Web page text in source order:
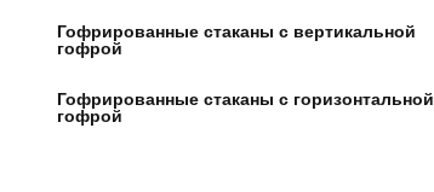
Гофрированные стаканы с вертикальной
гофрой
Гофрированные стаканы с горизонтальной
гофрой